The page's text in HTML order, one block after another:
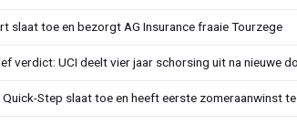
slaat toe en bezorgt AG Insurance fraaie Tourzege
verdict: UCI deelt vier jaar schorsing uit na nieuwe
Quick-Step slaat toe en heeft eerste zomeraanwinst